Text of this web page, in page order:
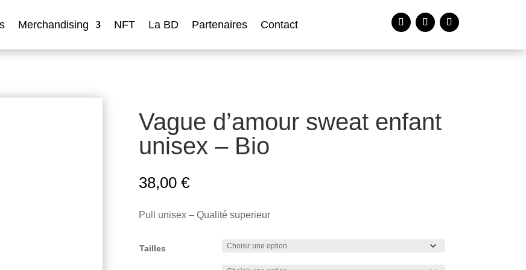
Merchandising NFT La BD Partenaires Contact
Vague d’amour sweat enfant
unisex – Bio
38,00 €
Pull unisex – Qualité superieur
Tailles